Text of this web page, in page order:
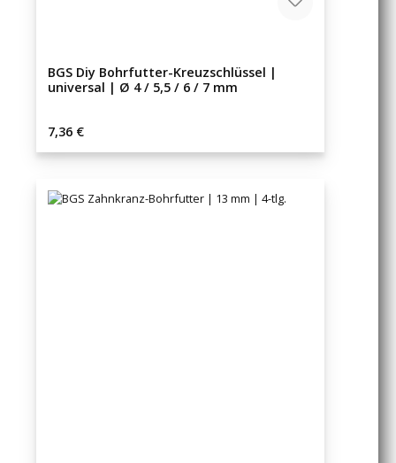
BGS Diy Bohrfutter-Kreuzschlüssel |
universal | Ø 4 / 5,5 / 6 / 7 mm
Regulärer Preis:
7,36 €